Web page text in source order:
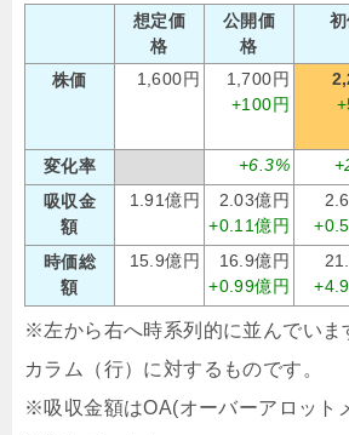
想定価
格
公開価
格
株価 1,600円
1,700円
+100円
変化率
+6.3%
吸収金
額
1.91億円
2.03億円
+0.11億円
時価総
額
15.9億円
16.9億円
+0.99億円
※左から右へ時系列的に並んでいま
カラム（行）に対するものです。
※吸収金額はOA(オーバーアロット